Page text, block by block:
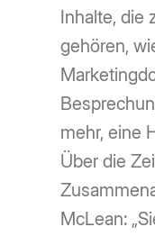
Inhalte, die
gehören,
mehr, eine
Über die
McLean: